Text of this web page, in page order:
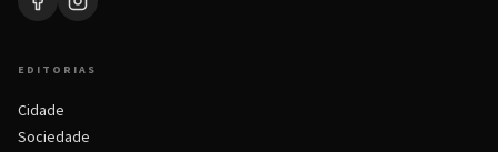
EDITORIAS
Cidade
Sociedade